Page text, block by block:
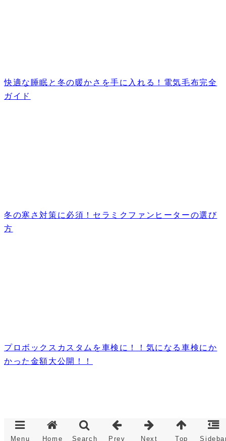
快適な睡眠と冬の暖かさを手に入れる！電気毛布完全
ガイド
冬の寒さ対策に必須！セラミクファンヒーターの選び
方
プロボックスカスタムを車検に！！気になる車検にか
かった金額大公開！！
Menu Home Search Prev Next Top